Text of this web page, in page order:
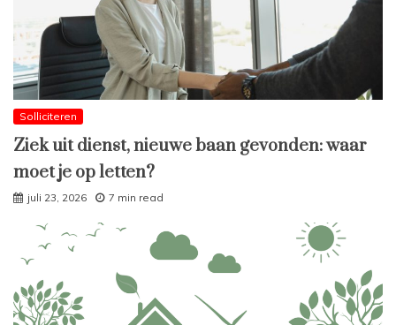
Solliciteren
Ziek uit dienst, nieuwe baan gevonden: waar
moet je op letten?
juli 23, 2026 7 min read